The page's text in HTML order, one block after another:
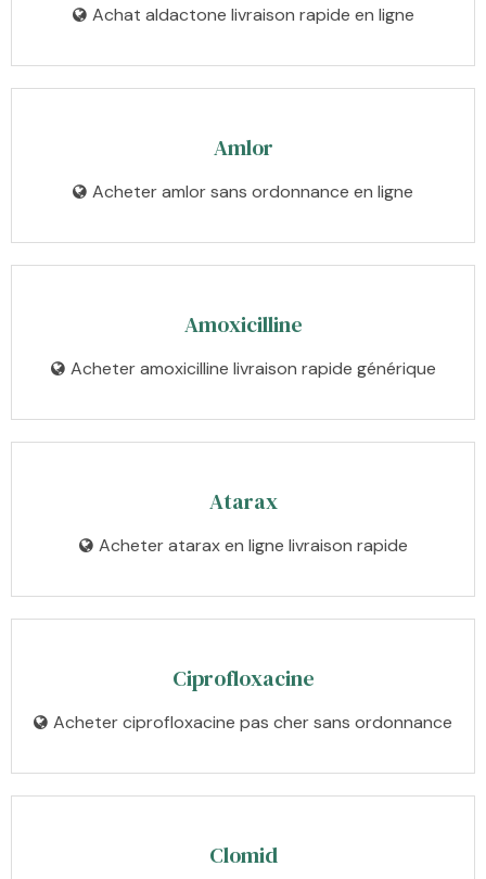
Achat aldactone livraison rapide en ligne
Amlor
Acheter amlor sans ordonnance en ligne
Amoxicilline
Acheter amoxicilline livraison rapide générique
Atarax
Acheter atarax en ligne livraison rapide
Ciprofloxacine
Acheter ciprofloxacine pas cher sans ordonnance
Clomid